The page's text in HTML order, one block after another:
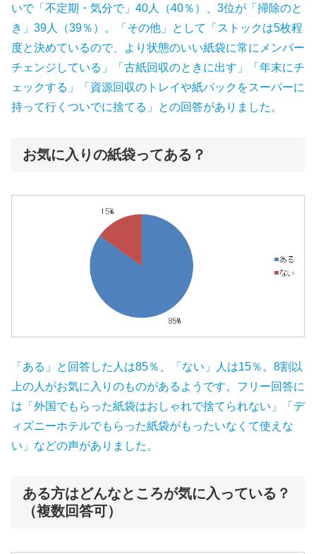
いで「不定期・気分で」40人（40％）、3位が「掃除のと
き」39人（39％）。「その他」として「ストックは5枚程
度と決めているので、より状態のいい紙袋に常にメンバー
チェンジしている」「古紙回収のときに出す」「年末にチ
ェックする」「資源回収のトレイや紙パックをスーパーに
持って行くついでに捨てる」との回答がありました。
お気に入りの紙袋ってある？
「ある」と回答した人は85％、「ない」人は15％。8割以
上の人がお気に入りのものがあるようです。フリー回答に
は「外国でもらった紙袋はおしゃれで捨てられない」「デ
ィズニーホテルでもらった紙袋がもったいなくて使えな
い」などの声がありました。
ある方はどんなところが気に入っている？
（複数回答可）